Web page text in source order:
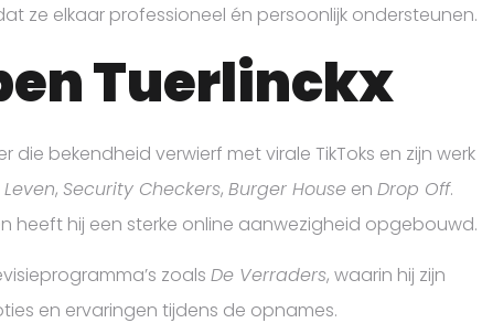
ze elkaar professioneel én persoonlijk ondersteunen.
Tuerlinckx
die bekendheid verwierf met virale TikToks en zijn werk
, Security Checkers, Burger House en Drop Off.
heeft hij een sterke online aanwezigheid opgebouwd.
zoals De Verraders, waarin hij zijn
en ervaringen tijdens de opnames.